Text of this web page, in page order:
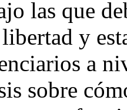
las que
y
a
sobre